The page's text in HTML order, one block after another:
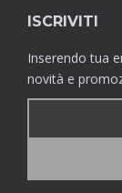
ISCRIVITI
Inserendo tua
novità e